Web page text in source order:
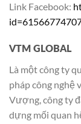
Link Facebook:
VTM GLOBAL
Là một công ty
pháp công nghệ
Vượng, công ty
dựng mối quan